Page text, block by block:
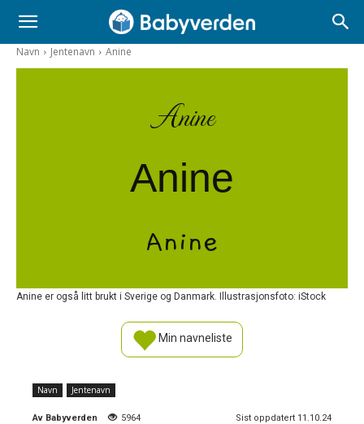
Navn Jentenavn Anine
Anine
Anine
Anine
Anine er også litt brukt i Sverige og Danmark. Illustrasjonsfoto: iStock
Min navneliste
Navn Jentenavn
Av Babyverden 5964 Sist oppdatert 11.10.24